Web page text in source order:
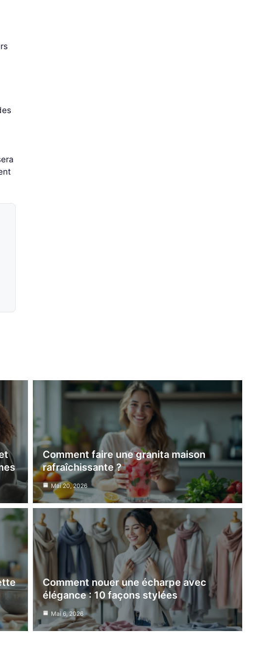
Comment faire une granita maison
rafraîchissante ?
Mai 20, 2026
Comment nouer une écharpe avec
élégance : 10 façons stylées
Mai 6, 2026